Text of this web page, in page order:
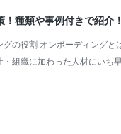
！種類や事例付きで紹介
グの役割 オンボーディング
・組織に加わった人材にい